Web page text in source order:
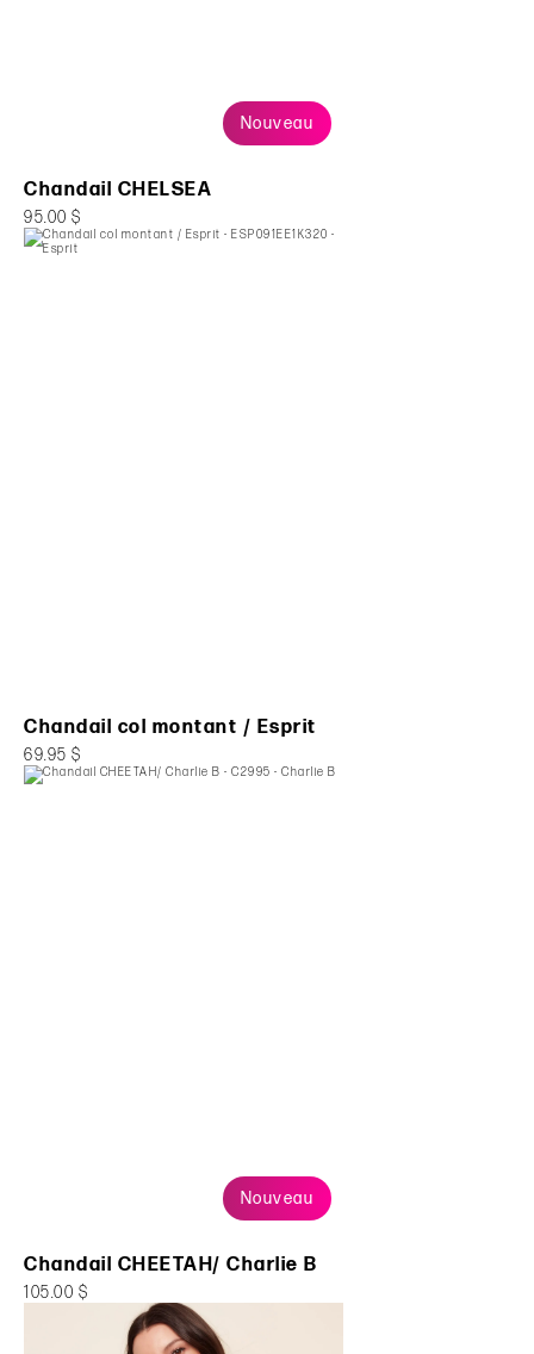
Nouveau
Chandail CHELSEA
95.00 $
Chandail col montant / Esprit
69.95 $
Nouveau
Chandail CHEETAH/ Charlie B
105.00 $